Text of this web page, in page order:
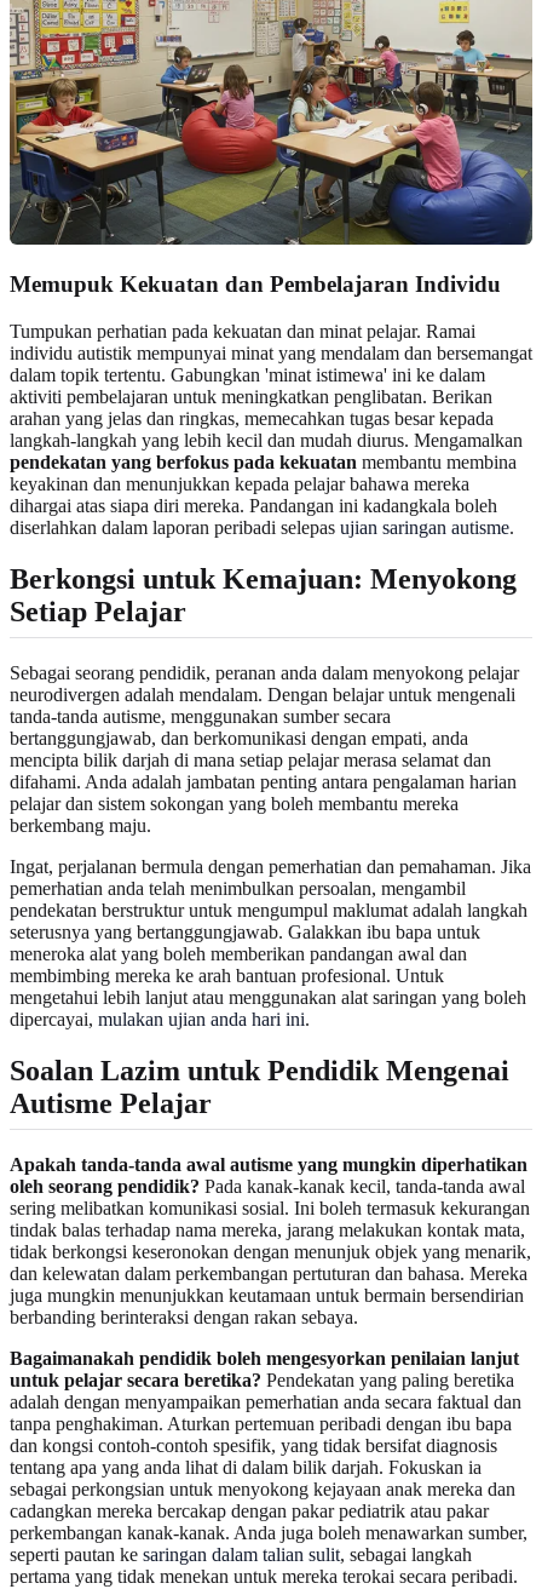
Memupuk Kekuatan dan Pembelajaran Individu
Tumpukan perhatian pada kekuatan dan minat pelajar. Ramai
individu autistik mempunyai minat yang mendalam dan bersemangat
dalam topik tertentu. Gabungkan 'minat istimewa' ini ke dalam
aktiviti pembelajaran untuk meningkatkan penglibatan. Berikan
arahan yang jelas dan ringkas, memecahkan tugas besar kepada
langkah-langkah yang lebih kecil dan mudah diurus. Mengamalkan
pendekatan yang berfokus pada kekuatan membantu membina
keyakinan dan menunjukkan kepada pelajar bahawa mereka
dihargai atas siapa diri mereka. Pandangan ini kadangkala boleh
diserlahkan dalam laporan peribadi selepas ujian saringan autisme.
Berkongsi untuk Kemajuan: Menyokong
Setiap Pelajar
Sebagai seorang pendidik, peranan anda dalam menyokong pelajar
neurodivergen adalah mendalam. Dengan belajar untuk mengenali
tanda-tanda autisme, menggunakan sumber secara
bertanggungjawab, dan berkomunikasi dengan empati, anda
mencipta bilik darjah di mana setiap pelajar merasa selamat dan
difahami. Anda adalah jambatan penting antara pengalaman harian
pelajar dan sistem sokongan yang boleh membantu mereka
berkembang maju.
Ingat, perjalanan bermula dengan pemerhatian dan pemahaman. Jika
pemerhatian anda telah menimbulkan persoalan, mengambil
pendekatan berstruktur untuk mengumpul maklumat adalah langkah
seterusnya yang bertanggungjawab. Galakkan ibu bapa untuk
meneroka alat yang boleh memberikan pandangan awal dan
membimbing mereka ke arah bantuan profesional. Untuk
mengetahui lebih lanjut atau menggunakan alat saringan yang boleh
dipercayai, mulakan ujian anda hari ini.
Soalan Lazim untuk Pendidik Mengenai
Autisme Pelajar
Apakah tanda-tanda awal autisme yang mungkin diperhatikan
oleh seorang pendidik? Pada kanak-kanak kecil, tanda-tanda awal
sering melibatkan komunikasi sosial. Ini boleh termasuk kekurangan
tindak balas terhadap nama mereka, jarang melakukan kontak mata,
tidak berkongsi keseronokan dengan menunjuk objek yang menarik,
dan kelewatan dalam perkembangan pertuturan dan bahasa. Mereka
juga mungkin menunjukkan keutamaan untuk bermain bersendirian
berbanding berinteraksi dengan rakan sebaya.
Bagaimanakah pendidik boleh mengesyorkan penilaian lanjut
untuk pelajar secara beretika? Pendekatan yang paling beretika
adalah dengan menyampaikan pemerhatian anda secara faktual dan
tanpa penghakiman. Aturkan pertemuan peribadi dengan ibu bapa
dan kongsi contoh-contoh spesifik, yang tidak bersifat diagnosis
tentang apa yang anda lihat di dalam bilik darjah. Fokuskan ia
sebagai perkongsian untuk menyokong kejayaan anak mereka dan
cadangkan mereka bercakap dengan pakar pediatrik atau pakar
perkembangan kanak-kanak. Anda juga boleh menawarkan sumber,
seperti pautan ke saringan dalam talian sulit, sebagai langkah
pertama yang tidak menekan untuk mereka terokai secara peribadi.